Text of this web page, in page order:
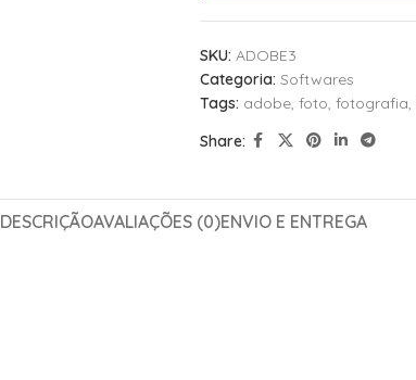
SKU: ADOBE3
Categoria: Softwares
Tags: adobe, foto, fotografia,
Share:
DESCRIÇÃOAVALIAÇÕES (0)ENVIO E ENTREGA